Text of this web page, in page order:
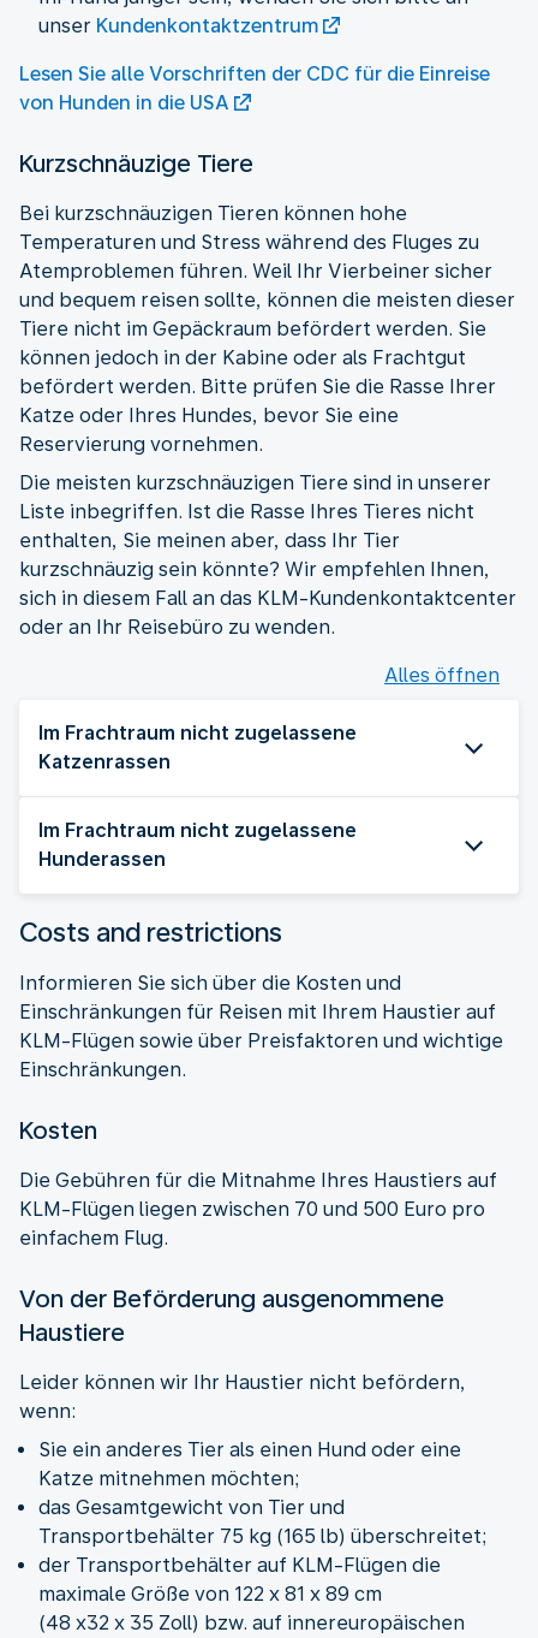
unser Kundenkontaktzentrum
Lesen Sie alle Vorschriften der CDC für die Einreise
von Hunden in die USA
Kurzschnäuzige Tiere
Bei kurzschnäuzigen Tieren können hohe
Temperaturen und Stress während des Fluges zu
Atemproblemen führen. Weil Ihr Vierbeiner sicher
und bequem reisen sollte, können die meisten dieser
Tiere nicht im Gepäckraum befördert werden. Sie
können jedoch in der Kabine oder als Frachtgut
befördert werden. Bitte prüfen Sie die Rasse Ihrer
Katze oder Ihres Hundes, bevor Sie eine
Reservierung vornehmen.
Die meisten kurzschnäuzigen Tiere sind in unserer
Liste inbegriffen. Ist die Rasse Ihres Tieres nicht
enthalten, Sie meinen aber, dass Ihr Tier
kurzschnäuzig sein könnte? Wir empfehlen Ihnen,
sich in diesem Fall an das KLM-Kundenkontaktcenter
oder an Ihr Reisebüro zu wenden.
Alles öffnen
Im Frachtraum nicht zugelassene
Katzenrassen
Im Frachtraum nicht zugelassene
Hunderassen
Costs and restrictions
Informieren Sie sich über die Kosten und
Einschränkungen für Reisen mit Ihrem Haustier auf
KLM-Flügen sowie über Preisfaktoren und wichtige
Einschränkungen.
Kosten
Die Gebühren für die Mitnahme Ihres Haustiers auf
KLM-Flügen liegen zwischen 70 und 500 Euro pro
einfachem Flug.
Von der Beförderung ausgenommene
Haustiere
Leider können wir Ihr Haustier nicht befördern,
wenn:
Sie ein anderes Tier als einen Hund oder eine
Katze mitnehmen möchten;
das Gesamtgewicht von Tier und
Transportbehälter 75 kg (165 lb) überschreitet;
der Transportbehälter auf KLM-Flügen die
maximale Größe von 122 x 81 x 89 cm
(48 x32 x 35 Zoll) bzw. auf innereuropäischen